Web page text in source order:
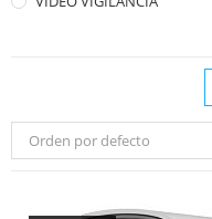
Orden por defecto